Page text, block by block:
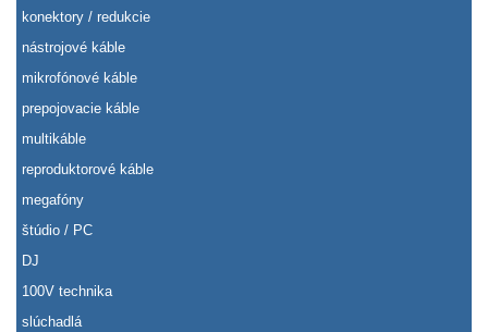
konektory / redukcie
nástrojové káble
mikrofónové káble
prepojovacie káble
multikáble
reproduktorové káble
megafóny
štúdio / PC
DJ
100V technika
slúchadlá